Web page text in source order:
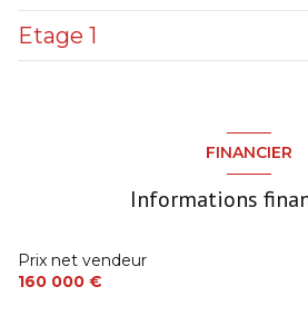
cuisine
Etage 1
FINANCIER
Informations
Prix net vendeur
160 000 €